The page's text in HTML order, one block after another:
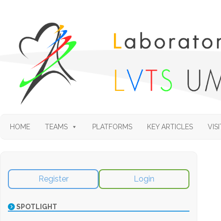
HOME TEAMS PLATFORMS KEY ARTICLES
Register Login
SPOTLIGHT